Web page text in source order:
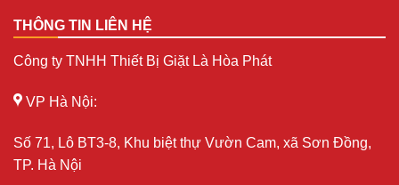
THÔNG TIN LIÊN HỆ
Công ty TNHH Thiết Bị Giặt Là Hòa Phát
VP Hà Nội:
Số 71, Lô BT3-8, Khu biệt thự Vườn Cam, xã Sơn Đồng,
TP. Hà Nội